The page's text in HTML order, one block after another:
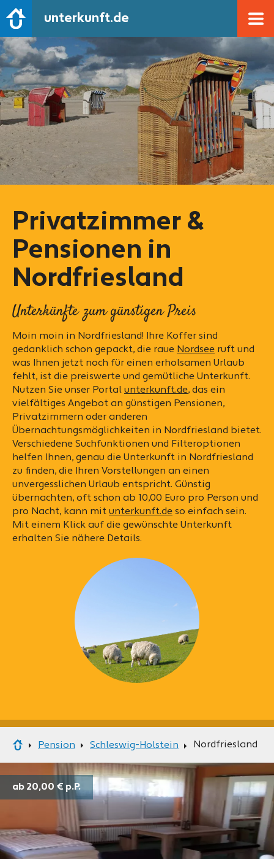
unterkunft.de
Privatzimmer &
Pensionen in
Nordfriesland
Unterkünfte zum günstigen Preis
Moin moin in Nordfriesland! Ihre Koffer sind
gedanklich schon gepackt, die raue Nordsee ruft und
was Ihnen jetzt noch für einen erholsamen Urlaub
fehlt, ist die preiswerte und gemütliche Unterkunft.
Nutzen Sie unser Portal unterkunft.de, das ein
vielfältiges Angebot an günstigen Pensionen,
Privatzimmern oder anderen
Übernachtungsmöglichkeiten in Nordfriesland bietet.
Verschiedene Suchfunktionen und Filteroptionen
helfen Ihnen, genau die Unterkunft in Nordfriesland
zu finden, die Ihren Vorstellungen an einen
unvergesslichen Urlaub entspricht. Günstig
übernachten, oft schon ab 10,00 Euro pro Person und
pro Nacht, kann mit unterkunft.de so einfach sein.
Mit einem Klick auf die gewünschte Unterkunft
erhalten Sie nähere Details.
Pension Schleswig-Holstein Nordfriesland
ab 20,00 € p.P.